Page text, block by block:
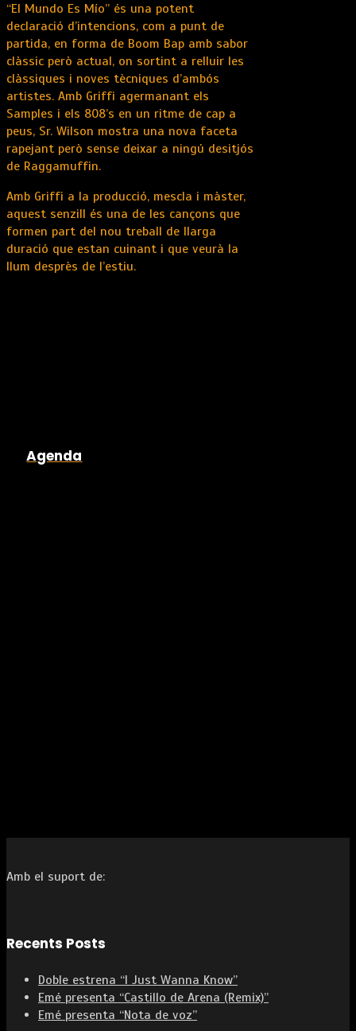
“El Mundo Es Mío” és una potent
declaració d’intencions, com a punt de
partida, en forma de Boom Bap amb sabor
clàssic però actual, on sortint a relluir les
clàssiques i noves tècniques d’ambós
artistes. Amb Griffi agermanant els
Samples i els 808’s en un ritme de cap a
peus, Sr. Wilson mostra una nova faceta
rapejant però sense deixar a ningú desitjós
de Raggamuffin.
Amb Griffi a la producció, mescla i màster,
aquest senzill és una de les cançons que
formen part del nou treball de llarga
duració que estan cuinant i que veurà la
llum desprès de l’estiu.
Agenda
Amb el suport de:
Recents Posts
Doble estrena “I Just Wanna Know”
Emé presenta “Castillo de Arena (Remix)”
Emé presenta “Nota de voz”